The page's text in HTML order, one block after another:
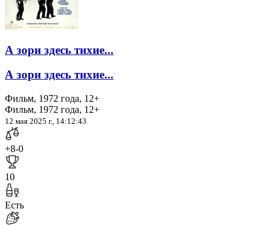
А зори здесь тихие...
А зори здесь тихие...
Фильм, 1972 года, 12+
Фильм, 1972 года, 12+
12 мая 2025 г., 14:12:43
+8-0
10
Есть